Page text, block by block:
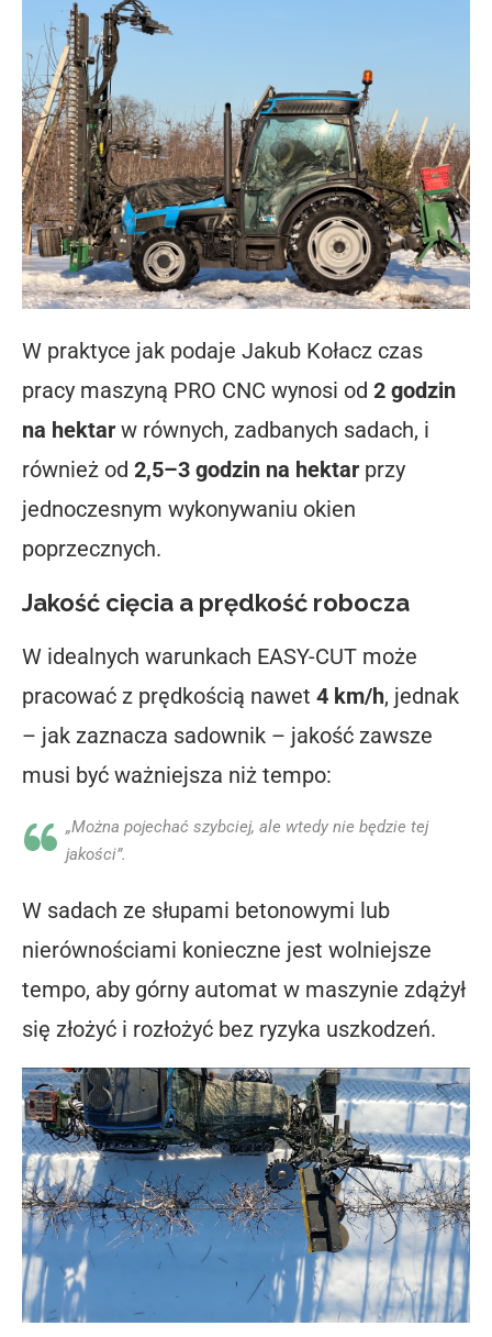
W praktyce jak podaje Jakub Kołacz czas
pracy maszyną PRO CNC wynosi od 2 godzin
na hektar w równych, zadbanych sadach, i
również od 2,5–3 godzin na hektar przy
jednoczesnym wykonywaniu okien
poprzecznych.
Jakość cięcia a prędkość robocza
W idealnych warunkach EASY-CUT może
pracować z prędkością nawet 4 km/h, jednak
– jak zaznacza sadownik – jakość zawsze
musi być ważniejsza niż tempo:
„Można pojechać szybciej, ale wtedy nie będzie tej
jakości”.
W sadach ze słupami betonowymi lub
nierównościami konieczne jest wolniejsze
tempo, aby górny automat w maszynie zdążył
się złożyć i rozłożyć bez ryzyka uszkodzeń.